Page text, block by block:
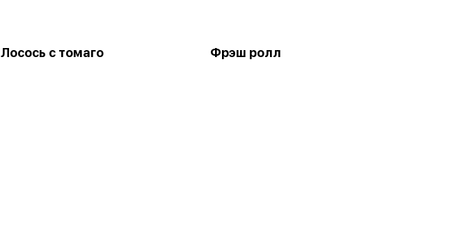
Лосось с томаго Фрэш ролл